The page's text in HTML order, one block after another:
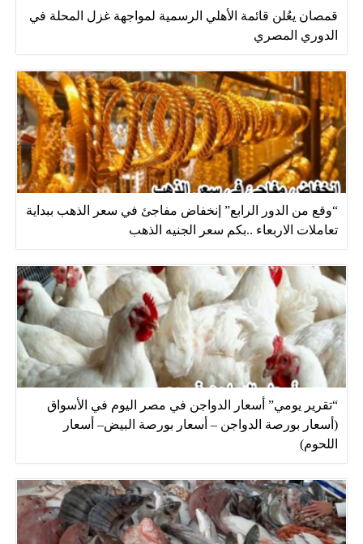
قمصان يعُلن قائمة الأهلي الرسمية لمواجهة غزل المحلة في
الدوري المصري
“وقع من الدور الرابع” إنخفاض مفاجئ في سعر الذهب ببداية
تعاملات الاربعاء ..بكم سعر الجنيه الذهب
“تقرير يومي” أسعار الدواجن في مصر اليوم في الأسواق
(أسعار بورصة الدواجن – أسعار بورصة البيض– أسعار
اللحوم)